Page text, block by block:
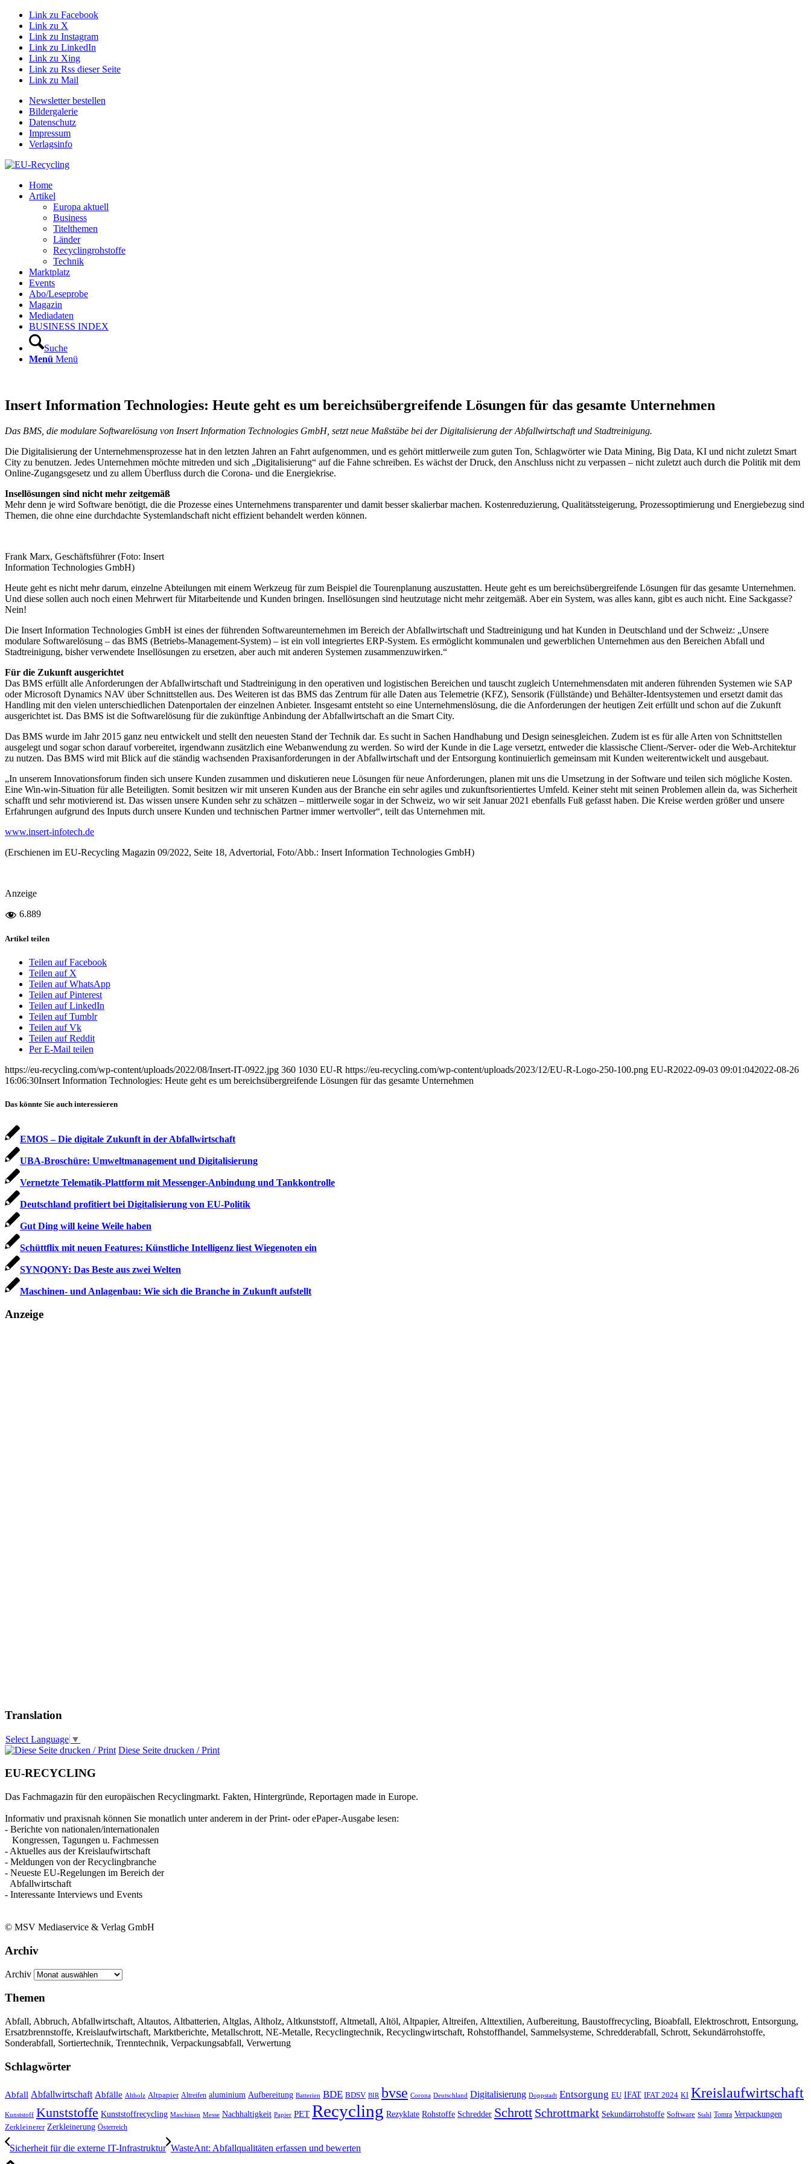
Link zu Facebook
Link zu X
Link zu Instagram
Link zu LinkedIn
Link zu Xing
Link zu Rss dieser Seite
Link zu Mail
Newsletter bestellen
Bildergalerie
Datenschutz
Impressum
Verlagsinfo
Home
Artikel
Europa aktuell
Business
Titelthemen
Länder
Recyclingrohstoffe
Technik
Marktplatz
Events
Abo/Leseprobe
Magazin
Mediadaten
BUSINESS INDEX
Suche
Menü Menü
Insert Information Technologies: Heute geht es um bereichsübergreifende Lösungen für das gesamte Unternehmen
Das BMS, die modulare Softwarelösung von Insert Information Technologies GmbH, setzt neue Maßstäbe bei der Digitalisierung der Abfallwirtschaft und Stadtreinigung.
Die Digitalisierung der Unternehmens­prozesse hat in den letzten Jahren an Fahrt aufgenommen, und es gehört mittlerweile zum guten Ton, Schlagwörter wie Data Mining, Big Data, KI und nicht zuletzt Smart
City zu benutzen. Jedes Unternehmen möchte mitreden und sich „Digitalisierung“ auf die Fahne schreiben. Es wächst der Druck, den Anschluss nicht zu verpassen – nicht zuletzt auch durch die Politik mit dem
Online-Zugangsgesetz und zu allem Überfluss durch die Corona- und die Energiekrise.
Insellösungen sind nicht mehr zeitgemäß
Mehr denn je wird Software benötigt, die die Prozesse eines Unternehmens transparenter und damit besser skalierbar machen. Kostenreduzierung, Qualitätssteigerung, Prozessoptimierung und Energiebezug sind
Themen, die ohne eine durchdachte Systemlandschaft nicht effizient behandelt werden können.
Frank Marx, Geschäftsführer (Foto: Insert
Information Technologies GmbH)
Heute geht es nicht mehr darum, einzelne Abteilungen mit einem Werkzeug für zum Beispiel die Tourenplanung auszustatten. Heute geht es um bereichsübergreifende Lösungen für das gesamte Unternehmen.
Und diese sollen auch noch einen Mehrwert für Mitarbeitende und Kunden bringen. Insellösungen sind heutzutage nicht mehr zeitgemäß. Aber ein System, was alles kann, gibt es auch nicht. Eine Sackgasse?
Nein!
Die Insert Information Technologies GmbH ist eines der führenden Softwareunternehmen im Bereich der Abfallwirtschaft und Stadtreinigung und hat Kunden in Deutschland und der Schweiz: „Unsere
modulare Softwarelösung – das BMS (Betriebs-Management-System) – ist ein voll integriertes ERP-System. Es ermöglicht kommunalen und gewerblichen Unternehmen aus den Bereichen Abfall und
Stadtreinigung, bisher verwendete Insellösungen zu ersetzen, aber auch mit anderen Systemen zusammenzuwirken.“
Für die Zukunft ausgerichtet
Das BMS erfüllt alle Anforderungen der Abfallwirtschaft und Stadtreinigung in den operativen und logistischen Bereichen und tauscht zugleich Unternehmensdaten mit anderen führenden Systemen wie SAP
oder Microsoft Dynamics NAV über Schnittstellen aus. Des Weiteren ist das BMS das Zentrum für alle Daten aus Telemetrie (KFZ), Sensorik (Füllstände) und Behälter-Identsystemen und ersetzt damit das
Handling mit den vielen unterschiedlichen Datenportalen der einzelnen Anbieter. Insgesamt entsteht so eine Unternehmenslösung, die die Anforderungen der heutigen Zeit erfüllt und schon auf die Zukunft
ausgerichtet ist. Das BMS ist die Softwarelösung für die zukünftige Anbindung der Abfallwirtschaft an die Smart City.
Das BMS wurde im Jahr 2015 ganz neu entwickelt und stellt den neuesten Stand der Technik dar. Es sucht in Sachen Handhabung und Design seinesgleichen. Zudem ist es für alle Arten von Schnittstellen
ausgelegt und sogar schon darauf vorbereitet, irgendwann zusätzlich eine Webanwendung zu werden. So wird der Kunde in die Lage versetzt, entweder die klassische Client-/Server- oder die Web-Architektur
zu nutzen. Das BMS wird mit Blick auf die ständig wachsenden Praxisanforderungen in der Abfallwirtschaft und der Entsorgung kontinuierlich gemeinsam mit Kunden weiterentwickelt und ausgebaut.
„In unserem Innovationsforum finden sich unsere Kunden zusammen und diskutieren neue Lösungen für neue Anforderungen, planen mit uns die Umsetzung in der Software und teilen sich mögliche Kosten.
Eine Win-win-Situation für alle Beteiligten. Somit besitzen wir mit unseren Kunden aus der Branche ein sehr agiles und zukunftsorientiertes Umfeld. Keiner steht mit seinen Problemen allein da, was Sicherheit
schafft und sehr motivierend ist. Das wissen unsere Kunden sehr zu schätzen – mittlerweile sogar in der Schweiz, wo wir seit Januar 2021 ebenfalls Fuß gefasst haben. Die Kreise werden größer und unsere
Erfahrungen aufgrund des Inputs durch unsere Kunden und technischen Partner immer wertvoller“, teilt das Unternehmen mit.
www.insert-infotech.de
(Erschienen im EU-Recycling Magazin 09/2022, Seite 18, Advertorial, Foto/Abb.: Insert Information Technologies GmbH)
Anzeige
6.889
Artikel teilen
Teilen auf Facebook
Teilen auf X
Teilen auf WhatsApp
Teilen auf Pinterest
Teilen auf LinkedIn
Teilen auf Tumblr
Teilen auf Vk
Teilen auf Reddit
Per E-Mail teilen
https://eu-recycling.com/wp-content/uploads/2022/08/Insert-IT-0922.jpg 360 1030 EU-R https://eu-recycling.com/wp-content/uploads/2023/12/EU-R-Logo-250-100.png EU-R2022-09-03 09:01:042022-08-26
16:06:30Insert Information Technologies: Heute geht es um bereichsübergreifende Lösungen für das gesamte Unternehmen
Das könnte Sie auch interessieren
EMOS – Die digitale Zukunft in der Abfallwirtschaft
UBA-Broschüre: Umwelt­management und Digitalisierung
Vernetzte Telematik-Plattform mit Messenger-Anbindung und Tankkontrolle
Deutschland profitiert bei Digitalisierung von EU-Politik
Gut Ding will keine Weile haben
Schüttflix mit neuen Features: Künstliche Intelligenz liest Wiegenoten ein
SYNQONY: Das Beste aus zwei Welten
Maschinen- und Anlagenbau: Wie sich die Branche in Zukunft aufstellt
Anzeige
Translation
Select Language ▼
Diese Seite drucken / Print
EU-RECYCLING
Das Fachmagazin für den europäischen Recyclingmarkt. Fakten, Hintergründe, Reportagen made in Europe.
Informativ und praxisnah können Sie monatlich unter anderem in der Print- oder ePaper-Ausgabe lesen:
- Berichte von nationalen/internationalen
Kongressen, Tagungen u. Fachmessen
- Aktuelles aus der Kreislaufwirtschaft
- Meldungen von der Recyclingbranche
- Neueste EU-Regelungen im Bereich der
Abfallwirtschaft
- Interessante Interviews und Events
© MSV Mediaservice & Verlag GmbH
Archiv
Archiv
Themen
Abfall, Abbruch, Abfallwirtschaft, Altautos, Altbatterien, Altglas, Altholz, Altkunststoff, Altmetall, Altöl, Altpapier, Altreifen, Alttextilien, Aufbereitung, Baustoffrecycling, Bioabfall, Elektroschrott, Entsorgung,
Ersatzbrennstoffe, Kreislaufwirtschaft, Marktberichte, Metallschrott, NE-Metalle, Recyclingtechnik, Recyclingwirtschaft, Rohstoffhandel, Sammelsysteme, Schredderabfall, Schrott, Sekundärrohstoffe,
Sonderabfall, Sortiertechnik, Trenntechnik, Verpackungsabfall, Verwertung
Schlagwörter
Abfall Abfallwirtschaft Abfälle Altholz Altpapier Altreifen aluminium Aufbereitung Batterien BDE BDSV BIR bvse Corona Deutschland Digitalisierung Doppstadt Entsorgung EU IFAT IFAT 2024 KI Kreislaufwirtschaft
Kunststoff Kunststoffe Kunststoffrecycling Maschinen Messe Nachhaltigkeit Papier PET Recycling Rezyklate Rohstoffe Schredder Schrott Schrottmarkt Sekundärrohstoffe Software Stahl Tomra Verpackungen
Zerkleinerer Zerkleinerung Österreich
Sicherheit für die externe IT-Infrastruktur WasteAnt: Abfallqualitäten erfassen und bewerten